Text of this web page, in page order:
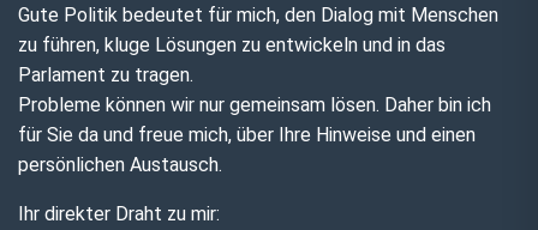
Gute Politik bedeutet für mich, den Dialog mit Menschen
zu führen, kluge Lösungen zu entwickeln und in das
Parlament zu tragen.
Probleme können wir nur gemeinsam lösen. Daher bin ich
für Sie da und freue mich, über Ihre Hinweise und einen
persönlichen Austausch.
Ihr direkter Draht zu mir: